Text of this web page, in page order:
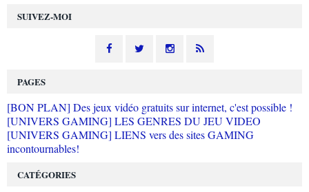
SUIVEZ-MOI
PAGES
[BON PLAN] Des jeux vidéo gratuits sur internet, c'est possible !
[UNIVERS GAMING] LES GENRES DU JEU VIDEO
[UNIVERS GAMING] LIENS vers des sites GAMING
incontournables!
CATÉGORIES